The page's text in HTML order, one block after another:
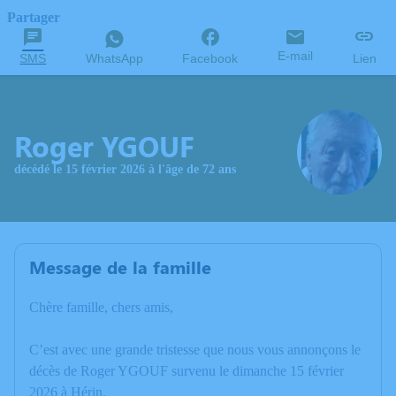
Partager
SMS WhatsApp Facebook E-mail Lien
Roger YGOUF
décédé le 15 février 2026 à l'âge de 72 ans
Message de la famille
Chère famille, chers amis,
C’est avec une grande tristesse que nous vous annonçons le
décès de Roger YGOUF survenu le dimanche 15 février
2026 à Hérin.